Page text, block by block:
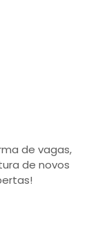
de vagas,
de novos